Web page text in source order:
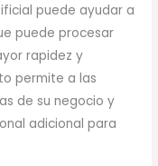
puede ayudar a
puede procesar
rapidez y
permite a las
de su negocio y
adicional para